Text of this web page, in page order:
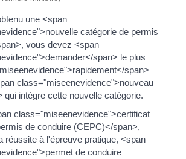
une <span
catégorie de permis
vous devez <span
span> le plus
span>
class="miseenevidence">nouveau
qui intègre cette nouvelle catégorie.
class="miseenevidence">certificat
de conduire (CEPC)</span>,
réussite à l'épreuve pratique, <span
de conduire